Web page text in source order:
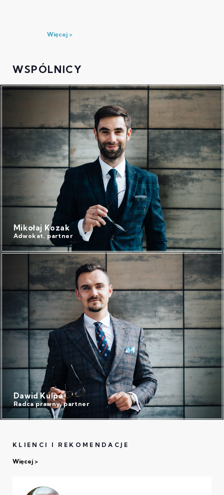
Więcej
WSPÓLNICY
Mikołaj Kozak
Adwokat, partner
Dawid Kulpa
Radca prawny, partner
KLIENCI I REKOMENDACJE
Więcej